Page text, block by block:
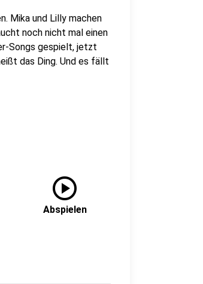
Mika und Lilly machen
noch nicht mal einen
Songs gespielt, jetzt
das Ding. Und es fällt
play_circle
Abspielen